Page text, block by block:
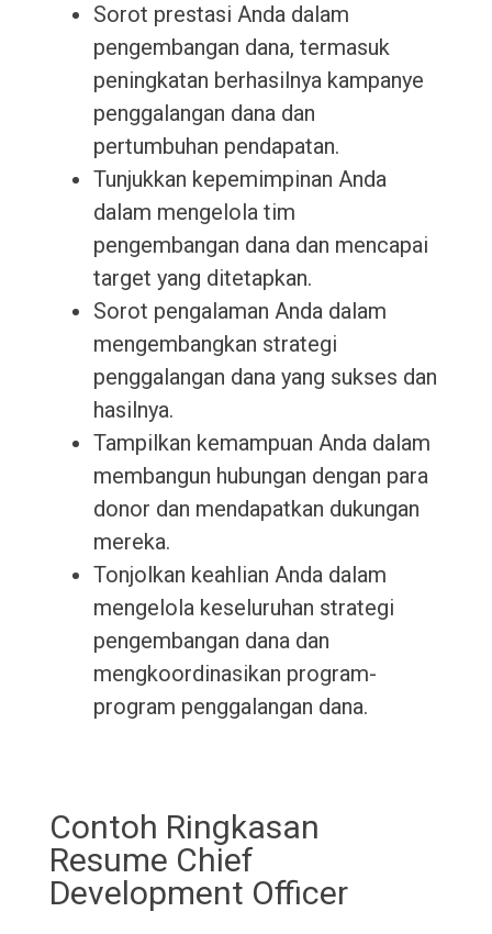
Sorot prestasi Anda dalam
pengembangan dana, termasuk
peningkatan berhasilnya kampanye
penggalangan dana dan
pertumbuhan pendapatan.
Tunjukkan kepemimpinan Anda
dalam mengelola tim
pengembangan dana dan mencapai
target yang ditetapkan.
Sorot pengalaman Anda dalam
mengembangkan strategi
penggalangan dana yang sukses dan
hasilnya.
Tampilkan kemampuan Anda dalam
membangun hubungan dengan para
donor dan mendapatkan dukungan
mereka.
Tonjolkan keahlian Anda dalam
mengelola keseluruhan strategi
pengembangan dana dan
mengkoordinasikan program-
program penggalangan dana.
Contoh Ringkasan
Resume Chief
Development Officer